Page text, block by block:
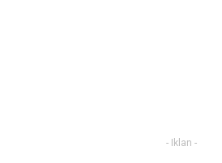
- Iklan -